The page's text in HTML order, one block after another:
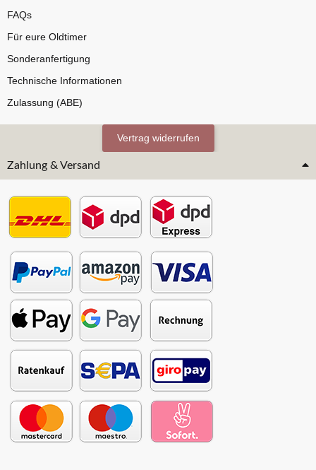
FAQs
Für eure Oldtimer
Sonderanfertigung
Technische Informationen
Zulassung (ABE)
Vertrag widerrufen
Zahlung & Versand